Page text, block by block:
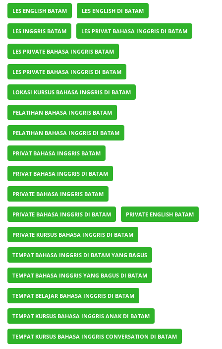
LES ENGLISH BATAM LES ENGLISH DI BATAM
LES INGGRIS BATAM LES PRIVAT BAHASA INGGRIS DI BATAM
LES PRIVATE BAHASA INGGRIS BATAM
LES PRIVATE BAHASA INGGRIS DI BATAM
LOKASI KURSUS BAHASA INGGRIS DI BATAM
PELATIHAN BAHASA INGGRIS BATAM
PELATIHAN BAHASA INGGRIS DI BATAM
PRIVAT BAHASA INGGRIS BATAM
PRIVAT BAHASA INGGRIS DI BATAM
PRIVATE BAHASA INGGRIS BATAM
PRIVATE BAHASA INGGRIS DI BATAM PRIVATE ENGLISH BATAM
PRIVATE KURSUS BAHASA INGGRIS DI BATAM
TEMPAT BAHASA INGGRIS DI BATAM YANG BAGUS
TEMPAT BAHASA INGGRIS YANG BAGUS DI BATAM
TEMPAT BELAJAR BAHASA INGGRIS DI BATAM
TEMPAT KURSUS BAHASA INGGRIS ANAK DI BATAM
TEMPAT KURSUS BAHASA INGGRIS CONVERSATION DI BATAM